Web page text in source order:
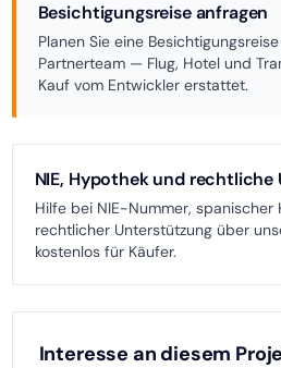
Besichtigungsreise anfragen
Planen Sie eine
Partnerteam — Flug, Hotel und
Kauf vom Entwickler erstattet.
NIE, Hypothek und
Hilfe bei NIE-Nummer, spanischer
rechtlicher Unterstützung über
kostenlos für Käufer.
Interesse an diesem